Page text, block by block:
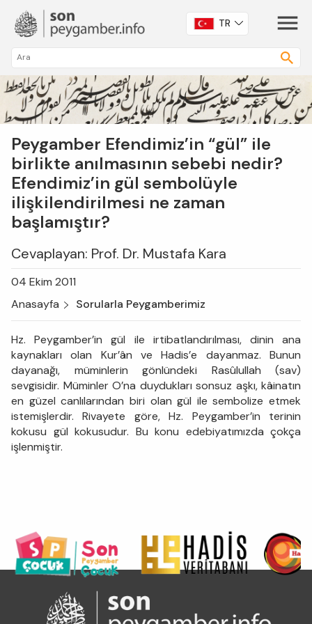
TR
Peygamber Efendimiz’in “gül” ile
birlikte anılmasının sebebi nedir?
Efendimiz’in gül sembolüyle
ilişkilendirilmesi ne zaman
başlamıştır?
Cevaplayan: Prof. Dr. Mustafa Kara
04 Ekim 2011
Anasayfa
Sorularla Peygamberimiz
Hz. Peygamber’in gül ile irtibatlandırılması, dinin ana
kaynakları olan Kur’ân ve Hadis’e dayanmaz. Bunun
dayanağı, müminlerin gönlündeki Rasûlullah (sav)
sevgisidir. Müminler O’na duydukları sonsuz aşkı, kâinatın
en güzel canlılarından biri olan gül ile sembolize etmek
istemişlerdir. Rivayete göre, Hz. Peygamber’in terinin
kokusu gül kokusudur. Bu konu edebiyatımızda çokça
işlenmiştir.